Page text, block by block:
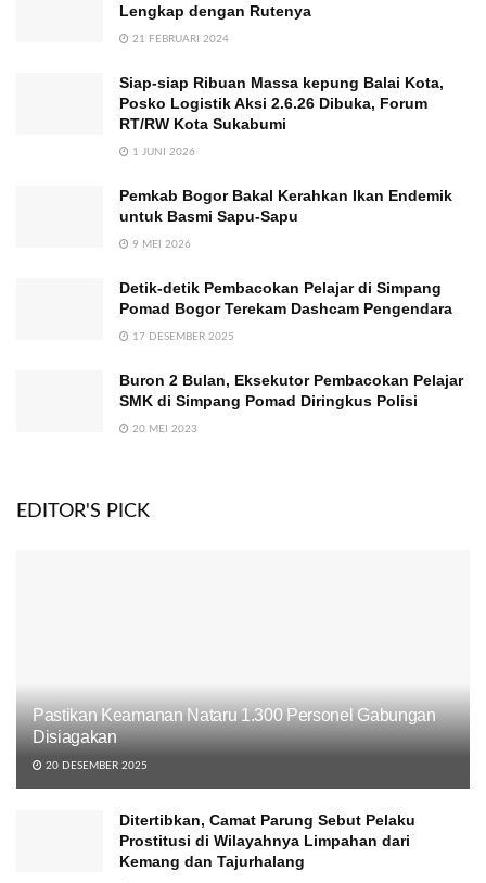
Lengkap dengan Rutenya
21 FEBRUARI 2024
Siap-siap Ribuan Massa kepung Balai Kota,
Posko Logistik Aksi 2.6.26 Dibuka, Forum
RT/RW Kota Sukabumi
1 JUNI 2026
Pemkab Bogor Bakal Kerahkan Ikan Endemik
untuk Basmi Sapu-Sapu
9 MEI 2026
Detik-detik Pembacokan Pelajar di Simpang
Pomad Bogor Terekam Dashcam Pengendara
17 DESEMBER 2025
Buron 2 Bulan, Eksekutor Pembacokan Pelajar
SMK di Simpang Pomad Diringkus Polisi
20 MEI 2023
EDITOR'S PICK
Pastikan Keamanan Nataru 1.300 Personel Gabungan
Disiagakan
20 DESEMBER 2025
Ditertibkan, Camat Parung Sebut Pelaku
Prostitusi di Wilayahnya Limpahan dari
Kemang dan Tajurhalang